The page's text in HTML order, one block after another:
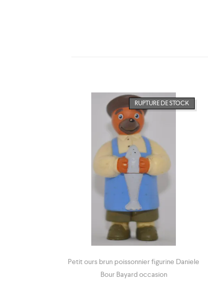
RUPTURE DE STOCK
Petit ours brun poissonnier figurine Daniele
Bour Bayard occasion